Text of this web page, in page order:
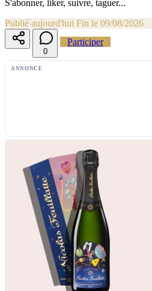
S'abonner, liker, suivre, taguer...
Publié aujourd'hui Fin le 09/08/2026
0
Participer
ANNONCE